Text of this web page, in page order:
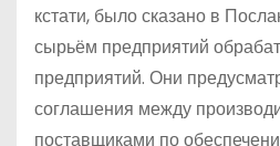
кстати, было сказано в
сырьём предприятий
предприятий. Они
соглашения между
поставщиками по